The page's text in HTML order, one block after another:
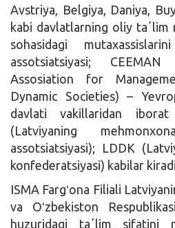
Avstriya, Belgiya, Daniya,
kabi davlatlarning oliy taʼlim
sohasidagi
assotsiatsiyasi;
Assosiation for
Dynamic Societies) –
davlati vakillaridan iborat
(Latviyaning
assotsiatsiyasi); LDDK
konfederatsiyasi) kabilar
ISMA Fargʻona Filiali
va Oʻzbekiston
huzuridagi taʼlim sifatini